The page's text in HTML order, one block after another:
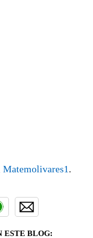
Matemolivares1.
ESTE BLOG: